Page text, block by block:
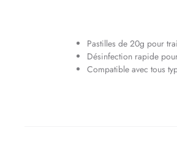
Pastilles de 20g pour
Désinfection rapide
Compatible avec tous